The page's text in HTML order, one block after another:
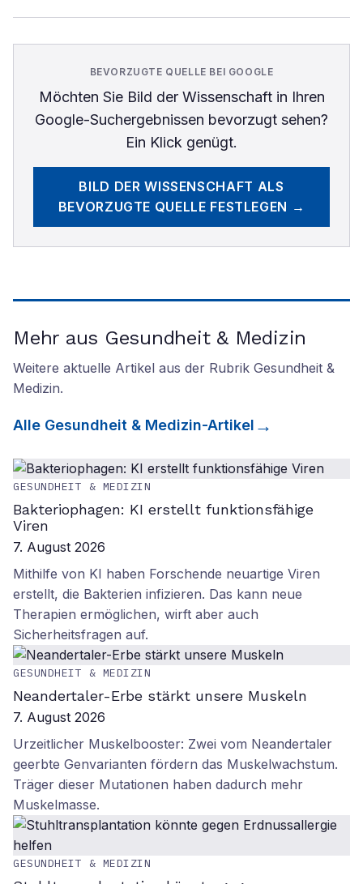
BEVORZUGTE QUELLE BEI GOOGLE
Möchten Sie Bild der Wissenschaftin Ihren
Google-Suchergebnissen bevorzugt sehen?
Ein Klick genügt.
BILD DER WISSENSCHAFT ALS
BEVORZUGTE QUELLE FESTLEGEN →
Mehr aus Gesundheit & Medizin
Weitere aktuelle Artikel aus der Rubrik Gesundheit &
Medizin.
Alle Gesundheit & Medizin-Artikel
GESUNDHEIT & MEDIZIN
Bakteriophagen: KI erstellt funktionsfähige
Viren
7. August 2026
Mithilfe von KI haben Forschende neuartige Viren
erstellt, die Bakterien infizieren. Das kann neue
Therapien ermöglichen, wirft aber auch
Sicherheitsfragen auf.
GESUNDHEIT & MEDIZIN
Neandertaler-Erbe stärkt unsere Muskeln
7. August 2026
Urzeitlicher Muskelbooster: Zwei vom Neandertaler
geerbte Genvarianten fördern das Muskelwachstum.
Träger dieser Mutationen haben dadurch mehr
Muskelmasse.
GESUNDHEIT & MEDIZIN